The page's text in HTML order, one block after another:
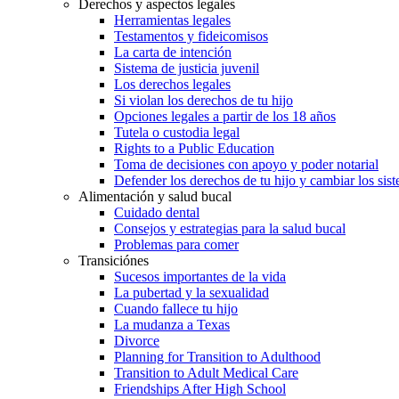
Derechos y aspectos legales
Herramientas legales
Testamentos y fideicomisos
La carta de intención
Sistema de justicia juvenil
Los derechos legales
Si violan los derechos de tu hijo
Opciones legales a partir de los 18 años
Tutela o custodia legal
Rights to a Public Education
Toma de decisiones con apoyo y poder notarial
Defender los derechos de tu hijo y cambiar los
Alimentación y salud bucal
Cuidado dental
Consejos y estrategias para la salud bucal
Problemas para comer
Transiciónes
Sucesos importantes de la vida
La pubertad y la sexualidad
Cuando fallece tu hijo
La mudanza a Texas
Divorce
Planning for Transition to Adulthood
Transition to Adult Medical Care
Friendships After High School